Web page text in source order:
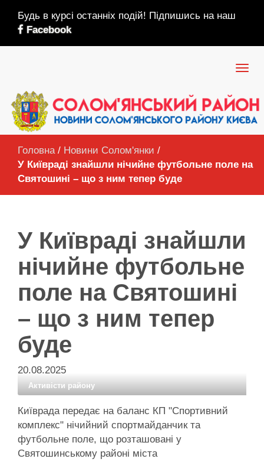
Будь в курсі останніх подій! Підпишись на наш
Facebook
Головна / Новини Солом'янки /
У Київраді знайшли нічийне футбольне поле на
Святошині – що з ним тепер буде
У Київраді знайшли
нічийне футбольне
поле на Святошині
– що з ним тепер
буде
20.08.2025
Активісти району
Київрада передає на баланс КП "Спортивний
комплекс" нічийний спортмайданчик та
футбольне поле, що розташовані у
Святошинському районі міста